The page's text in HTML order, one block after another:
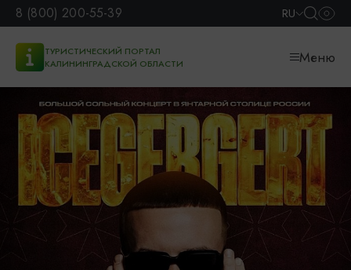
8 (800) 200-55-39 RU
ТУРИСТИЧЕСКИЙ ПОРТАЛ
КАЛИНИНГРАДСКОЙ ОБЛАСТИ
Меню